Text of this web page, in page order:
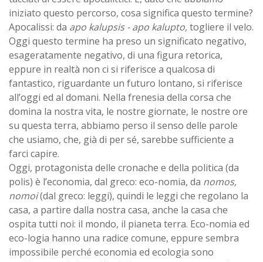
iniziato questo percorso, cosa significa questo termine?
Apocalissi: da apo kalupsis - apo kalupto,togliere il velo.
Oggi questo termine ha preso un significato negativo,
esageratamente negativo, di una figura retorica,
eppure in realtà non ci si riferisce a qualcosa di
fantastico, riguardante un futuro lontano, si riferisce
all’oggi ed al domani. Nella frenesia della corsa che
domina la nostra vita, le nostre giornate, le nostre ore
su questa terra, abbiamo perso il senso delle parole
che usiamo, che, già di per sé, sarebbe sufficiente a
farci capire.
Oggi, protagonista delle cronache e della politica (da
polis) è l’economia, dal greco: eco-nomia, da nomos,
nomoi(dal greco: leggi), quindi le leggi che regolano la
casa, a partire dalla nostra casa, anche la casa che
ospita tutti noi: il mondo, il pianeta terra. Eco-nomia ed
eco-logia hanno una radice comune, eppure sembra
impossibile perché economia ed ecologia sono